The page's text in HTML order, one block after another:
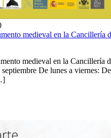
medieval en la Cancillería
medieval en la Cancillería
De lunes a viernes: De